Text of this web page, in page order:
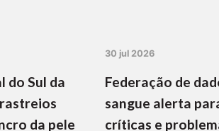
do Sul da
da pele
30 jul 2026
Federação de
sangue alerta
críticas e